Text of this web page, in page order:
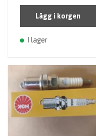
Lägg i korgen
I lager